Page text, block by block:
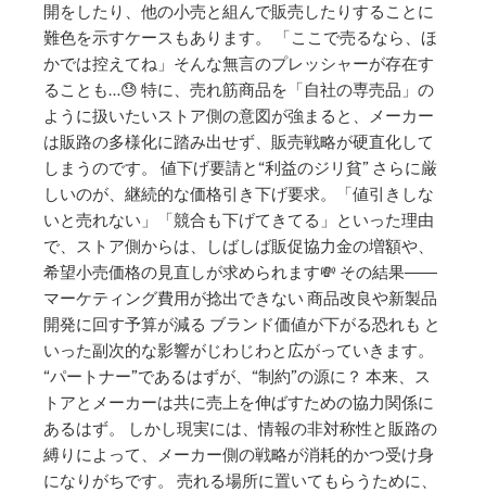
開をしたり、他の小売と組んで販売したりすることに
難色を示すケースもあります。 「ここで売るなら、ほ
かでは控えてね」そんな無言のプレッシャーが存在す
ることも…😓 特に、売れ筋商品を「自社の専売品」の
ように扱いたいストア側の意図が強まると、メーカー
は販路の多様化に踏み出せず、販売戦略が硬直化して
しまうのです。 値下げ要請と“利益のジリ貧” さらに厳
しいのが、継続的な価格引き下げ要求。「値引きしな
いと売れない」「競合も下げてきてる」といった理由
で、ストア側からは、しばしば販促協力金の増額や、
希望小売価格の見直しが求められます💸 その結果――
マーケティング費用が捻出できない 商品改良や新製品
開発に回す予算が減る ブランド価値が下がる恐れも と
いった副次的な影響がじわじわと広がっていきます。
“パートナー”であるはずが、“制約”の源に？ 本来、ス
トアとメーカーは共に売上を伸ばすための協力関係に
あるはず。 しかし現実には、情報の非対称性と販路の
縛りによって、メーカー側の戦略が消耗的かつ受け身
になりがちです。 売れる場所に置いてもらうために、